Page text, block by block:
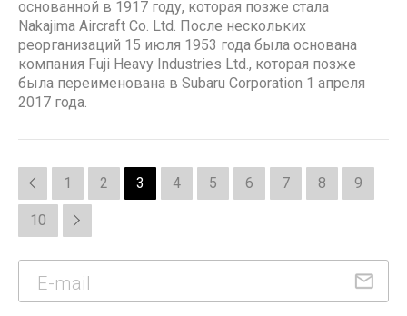
основанной в 1917 году, которая позже стала
Nakajima Aircraft Co. Ltd. После нескольких
реорганизаций 15 июля 1953 года была основана
компания Fuji Heavy Industries Ltd., которая позже
была переименована в Subaru Corporation 1 апреля
2017 года.
1 2 3 4 5 6 7 8 9
10